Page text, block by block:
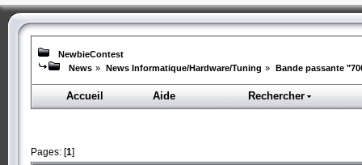
NewbieContest
News » News Informatique/Hardware/Tuning » Bande passante
Accueil Aide Rechercher
Pages: [1]